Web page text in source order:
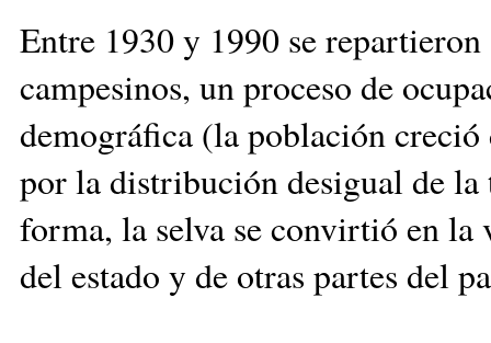
Entre 1930 y 1990 se
campesinos, un proceso de
demográfica (la población
por la distribución desigual de la
forma, la selva se convirtió en la
del estado y de otras partes del